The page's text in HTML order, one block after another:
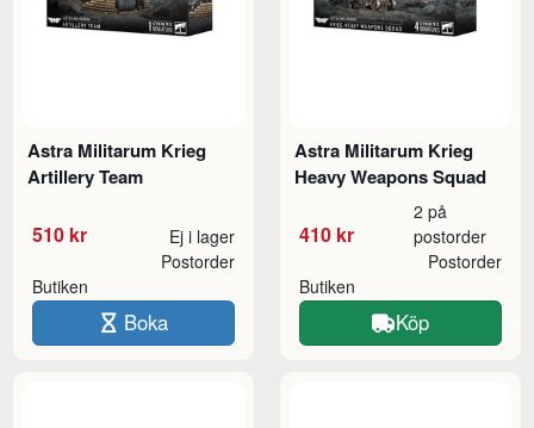
Astra Militarum Krieg
Artillery Team
510 kr Ej i lager
Butiken
Postorder
Boka
Astra Militarum Krieg
Heavy Weapons Squad
410 kr
2 på
postorder
Butiken
Postorder
Köp